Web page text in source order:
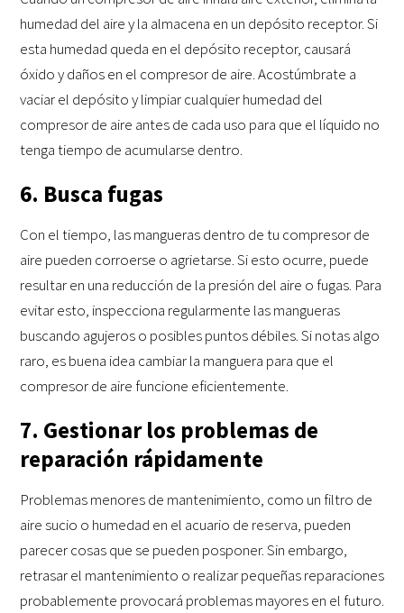
humedad del aire y la almacena en un depósito receptor. Si
esta humedad queda en el depósito receptor, causará
óxido y daños en el compresor de aire. Acostúmbrate a
vaciar el depósito y limpiar cualquier humedad del
compresor de aire antes de cada uso para que el líquido no
tenga tiempo de acumularse dentro.
6. Busca fugas
Con el tiempo, las mangueras dentro de tu compresor de
aire pueden corroerse o agrietarse. Si esto ocurre, puede
resultar en una reducción de la presión del aire o fugas. Para
evitar esto, inspecciona regularmente las mangueras
buscando agujeros o posibles puntos débiles. Si notas algo
raro, es buena idea cambiar la manguera para que el
compresor de aire funcione eficientemente.
7. Gestionar los problemas de
reparación rápidamente
Problemas menores de mantenimiento, como un filtro de
aire sucio o humedad en el acuario de reserva, pueden
parecer cosas que se pueden posponer. Sin embargo,
retrasar el mantenimiento o realizar pequeñas reparaciones
probablemente provocará problemas mayores en el futuro.